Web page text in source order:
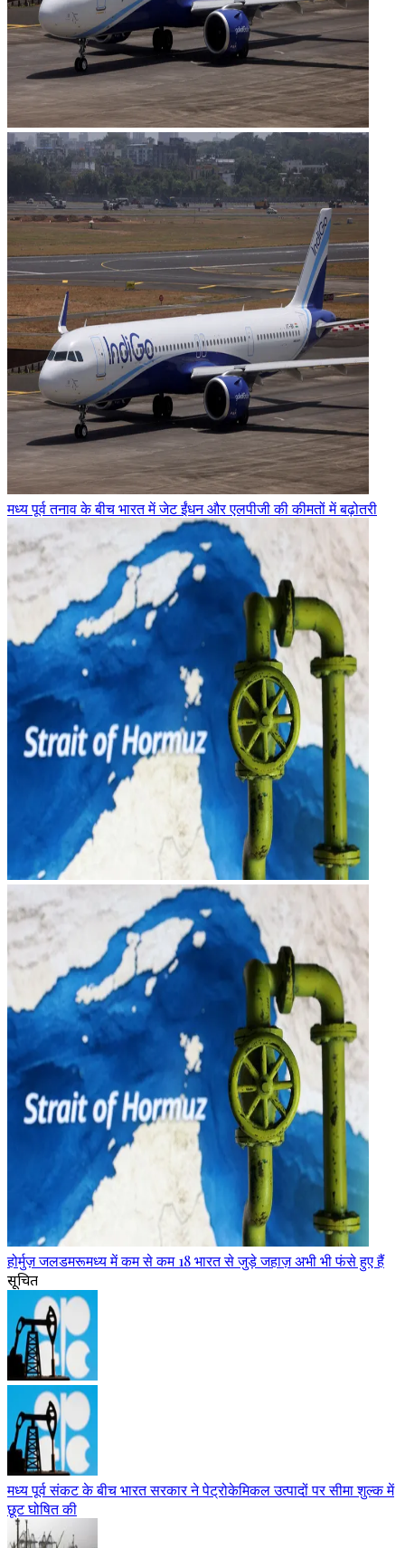
मध्य पूर्व तनाव के बीच भारत में जेट ईंधन और एलपीजी की कीमतों में बढ़ोतरी
होर्मुज़ जलडमरूमध्य में कम से कम 18 भारत से जुड़े जहाज़ अभी भी फंसे हुए हैं
सूचित
मध्य पूर्व संकट के बीच भारत सरकार ने पेट्रोकेमिकल उत्पादों पर सीमा शुल्क में
छूट घोषित की